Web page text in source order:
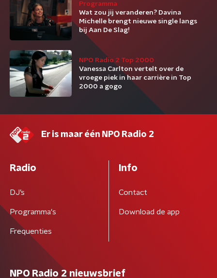
Programma
Wat zou jij veranderen? Davina
Michelle brengt nieuwe single langs
bij Aan De Slag!
NPO Radio 2 Top 2000
Vanessa Carlton vertelt over de
vroege piek in haar carrière in Top
2000 a gogo
Er is maar één NPO Radio 2
Radio
DJ’s
Programma's
Frequenties
Info
Contact
Download de app
NPO Radio 2 nieuwsbrief